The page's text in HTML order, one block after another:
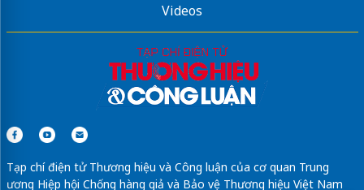
Videos
Tạp chí điện tử Thương hiệu và Công luận của cơ quan Trung
ương Hiệp hội Chống hàng giả và Bảo vệ Thương hiệu Việt Nam